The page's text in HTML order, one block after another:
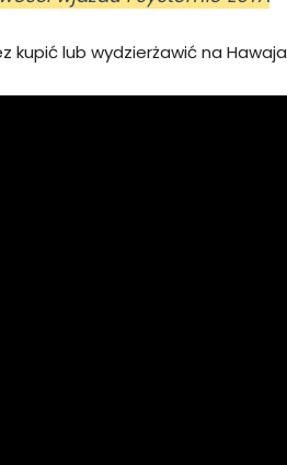
kupić lub wydzierżawić na